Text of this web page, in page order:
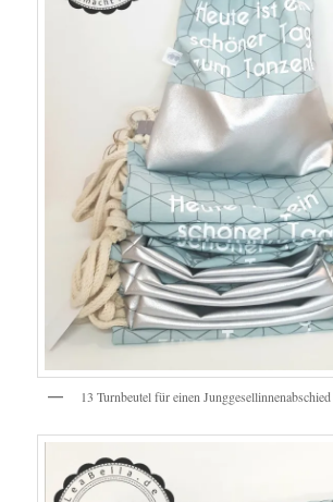
13 Turnbeutel für einen Junggesellinnenabschied